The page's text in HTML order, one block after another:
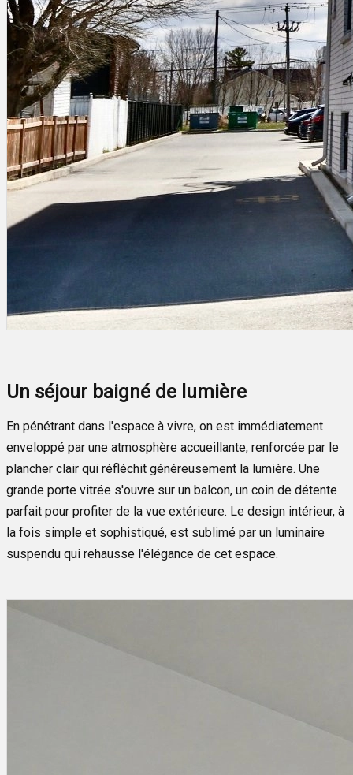
Un séjour baigné de lumière
En pénétrant dans l'espace à vivre, on est immédiatement
enveloppé par une atmosphère accueillante, renforcée par le
plancher clair qui réfléchit généreusement la lumière. Une
grande porte vitrée s'ouvre sur un balcon, un coin de détente
parfait pour profiter de la vue extérieure. Le design intérieur, à
la fois simple et sophistiqué, est sublimé par un luminaire
suspendu qui rehausse l'élégance de cet espace.